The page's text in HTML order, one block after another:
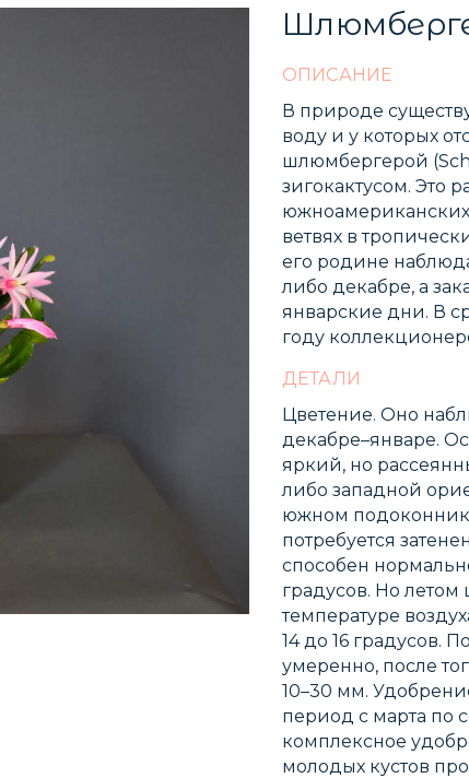
ОПИСАНИЕ
В природе
воду и у которых
шлюмбергерой
зигокактусом. Это
южноамериканских
ветвях в
его родине
либо декабре, а
январские дни. В
году
ДЕТАЛИ
Цветение. Оно
декабре–январе.
яркий, но
либо западной
южном
потребуется
способен
градусов. Но летом
температуре
14 до 16 градусов.
умеренно, после
10–30 мм.
период с марта по
комплексное
молодых кустов